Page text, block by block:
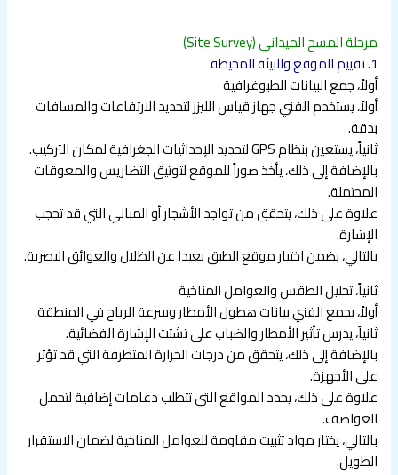
مرحلة المسح الميداني (Site Survey)
1. تقييم الموقع والبيئة المحيطة
أولاً، جمع البيانات الطبوغرافية
أولاً، يستخدم الفني جهاز قياس الليزر لتحديد الارتفاعات والمسافات
بدقة.
ثانياً، يستعين بنظام GPS لتحديد الإحداثيات الجغرافية لمكان التركيب.
بالإضافة إلى ذلك، يأخذ صوراً للموقع لتوثيق التضاريس والمعوقات
المحتملة.
علاوة على ذلك، يتحقق من تواجد الأشجار أو المباني التي قد تحجب
الإشارة.
بالتالي، يضمن اختيار موقع الطبق بعيدا عن الظلال والعوائق البصرية.
ثانياً، تحليل الطقس والعوامل المناخية
أولاً، يجمع الفني بيانات هطول الأمطار وسرعة الرياح في المنطقة.
ثانياً، يدرس تأثير الأمطار والضباب على تشتت الإشارة الفضائية.
بالإضافة إلى ذلك، يتحقق من درجات الحرارة المتطرفة التي قد تؤثر
على الأجهزة.
علاوة على ذلك، يحدد المواقع التي تتطلب دعامات إضافية لتحمل
العواصف.
بالتالي، يختار مواد تثبيت مقاومة للعوامل المناخية لضمان الاستقرار
الطويل.